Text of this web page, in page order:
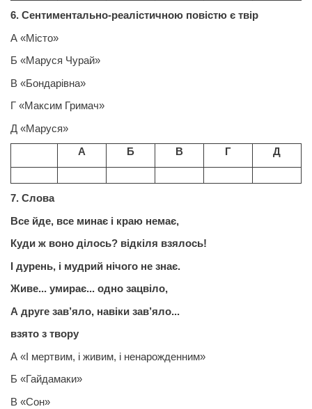
6. Сентиментально-реалістичною повістю є твір
А «Місто»
Б «Маруся Чурай»
В «Бондарівна»
Г «Максим Гримач»
Д «Маруся»
А
Б В Г Д
7. Слова
Все йде, все минає і краю немає,
Куди ж воно ділось? відкіля взялось!
І дурень, і мудрий нічого не знає.
Живе... умирає... одно зацвіло,
А друге зав’яло, навіки зав’яло...
взято з твору
А «І мертвим, і живим, і ненарожденним»
Б «Гайдамаки»
В «Сон»